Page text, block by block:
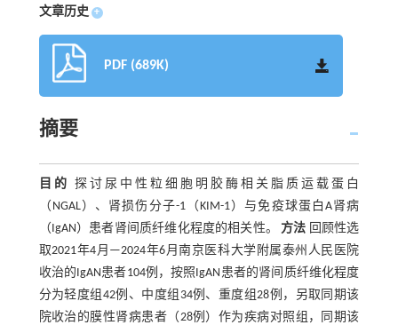
文章历史 +
PDF (689K)
摘要
目的 探讨尿中性粒细胞明胶酶相关脂质运载蛋白
（NGAL）、肾损伤分子-1（KIM-1）与免疫球蛋白A肾病
（IgAN）患者肾间质纤维化程度的相关性。 方法 回顾性选
取2021年4月—2024年6月南京医科大学附属泰州人民医院
收治的IgAN患者104例，按照IgAN患者的肾间质纤维化程度
分为轻度组42例、中度组34例、重度组28例，另取同期该
院收治的膜性肾病患者（28例）作为疾病对照组，同期该